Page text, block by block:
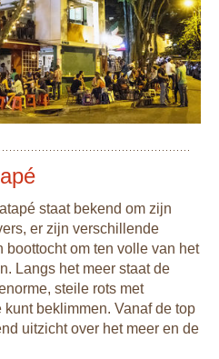
staat bekend om zijn
er zijn verschillende
boottocht om ten volle van het
Langs het meer staat de
steile rots met
beklimmen. Vanaf de top
uitzicht over het meer en de